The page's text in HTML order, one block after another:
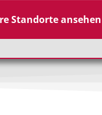
Standorte ansehen